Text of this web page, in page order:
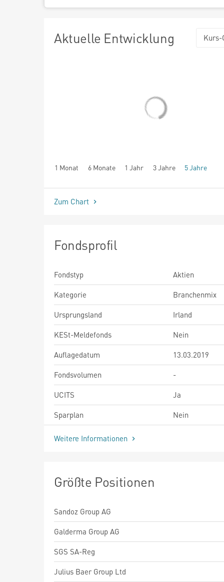
Aktuelle Entwicklung Kurs-
1 Monat 6 Monate 1 Jahr 3 Jahre 5 Jahre
seit Beginn
Zum Chart
Fondsprofil
Fondstyp
Aktien
Kategorie
Branchenmix
Ursprungsland
Irland
KESt-Meldefonds
Nein
Auflagedatum
13.03.2019
Fondsvolumen
-
UCITS
Ja
Sparplan
Nein
Weitere Informationen
Größte Positionen
Sandoz Group AG
Galderma Group AG
SGS SA-Reg
Julius Baer Group Ltd